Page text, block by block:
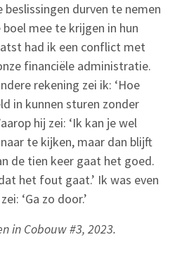
beslissingen durven te nemen
mee te krijgen in hun
had ik een conflict met
financiële administratie.
rekening zei ik: ‘Hoe
in kunnen sturen zonder
hij zei: ‘Ik kan je wel
te kijken, maar dan blijft
de tien keer gaat het goed.
het fout gaat.’ Ik was even
‘Ga zo door.’
in Cobouw #3, 2023.